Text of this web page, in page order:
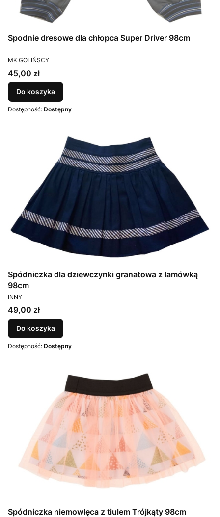
Spodnie dresowe dla chłopca Super Driver 98cm
PRODUCENT
MK GOLIŃSCY
Cena
45,00 zł
Do koszyka
Dostępność: Dostępny
Spódniczka dla dziewczynki granatowa z lamówką
98cm
PRODUCENT
INNY
Cena
49,00 zł
Do koszyka
Dostępność: Dostępny
Spódniczka niemowlęca z tiulem Trójkąty 98cm